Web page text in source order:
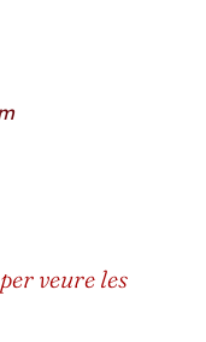
veure les